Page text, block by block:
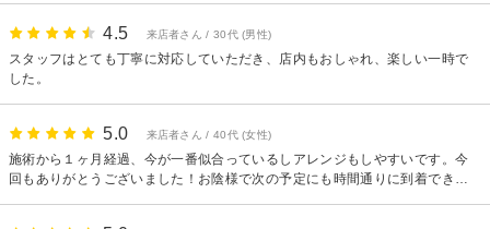
【その他】
ネット予約での空き状況が【×】になっている場合でも、お手数ですが一度お
電話にてお問い合わせいただけると幸いです。
4.5 来店者さん / 30代 (男性)
スタッフはとても丁寧に対応していただき、店内もおしゃれ、楽しい一時で
した。
5.0 来店者さん / 40代 (女性)
施術から１ヶ月経過、今が一番似合っているしアレンジもしやすいです。今
回もありがとうございました！お陰様で次の予定にも時間通りに到着でき楽